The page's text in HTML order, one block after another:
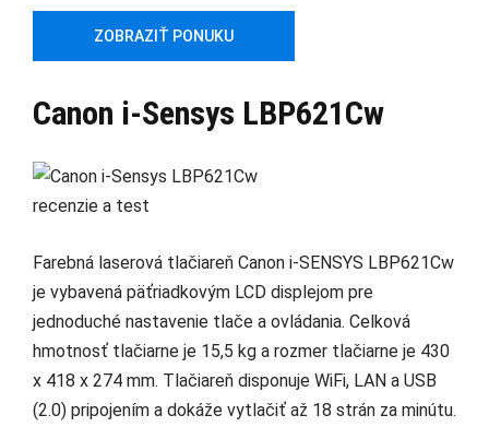
ZOBRAZIŤ PONUKU
Canon i-Sensys LBP621Cw
Farebná laserová tlačiareň Canon i-SENSYS LBP621Cw
je vybavená päťriadkovým LCD displejom pre
jednoduché nastavenie tlače a ovládania. Celková
hmotnosť tlačiarne je 15,5 kg a rozmer tlačiarne je 430
x 418 x 274 mm. Tlačiareň disponuje WiFi, LAN a USB
(2.0) pripojením a dokáže vytlačiť až 18 strán za minútu.